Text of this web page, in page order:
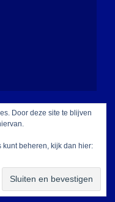
|Thema:
.
Door deze site te blijven
beheren, kijk dan hier: